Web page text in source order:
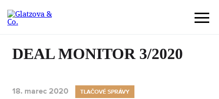
DEAL MONITOR 3/2020
18. marec 2020 TLAČOVÉ SPRÁVY